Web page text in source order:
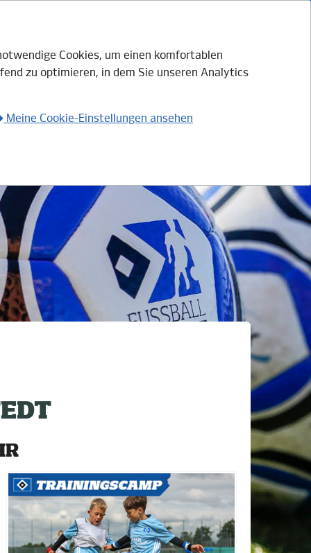
Cookies, um einen komfortablen
zu optimieren, in dem Sie unseren Analytics
Meine Cookie-Einstellungen ansehen